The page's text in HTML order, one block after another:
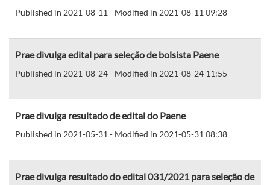
Published in 2021-08-11 - Modified in 2021-08-11 09:28
Prae divulga edital para seleção de bolsista Paene
Published in 2021-08-24 - Modified in 2021-08-24 11:55
Prae divulga resultado de edital do Paene
Published in 2021-05-31 - Modified in 2021-05-31 08:38
Prae divulga resultado do edital 031/2021 para seleção de